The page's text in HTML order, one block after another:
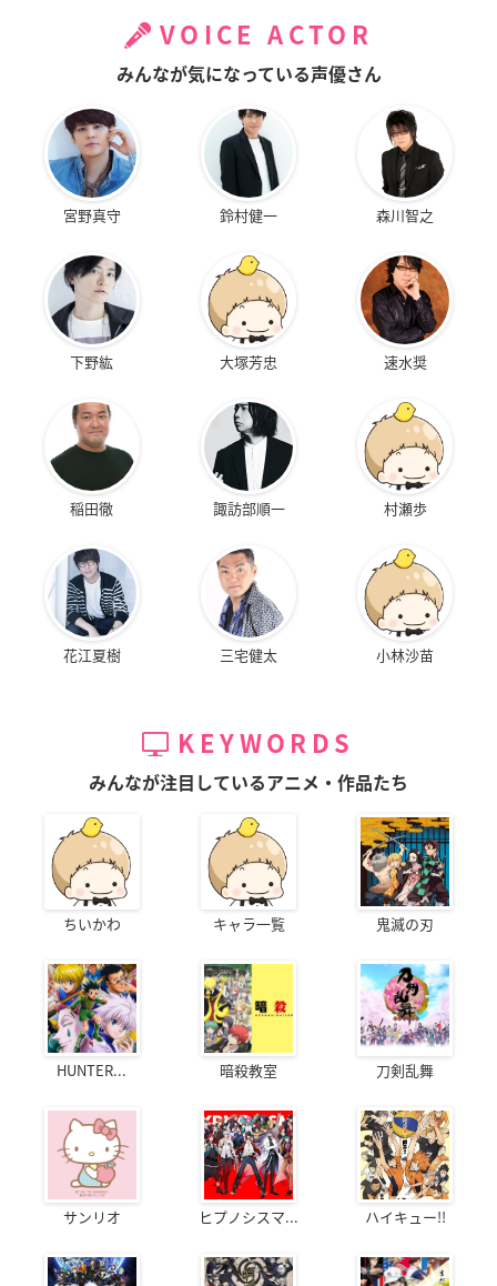
VOICE ACTOR
みんなが気になっている声優さん
宮野真守 鈴村健一 森川智之
下野紘 大塚芳忠 速水奨
稲田徹 諏訪部順一 村瀬歩
花江夏樹 三宅健太 小林沙苗
KEYWORDS
みんなが注目しているアニメ・作品たち
ちいかわ キャラ一覧 鬼滅の刃
HUNTER... 暗殺教室 刀剣乱舞
サンリオ ヒプノシスマ... ハイキュー!!